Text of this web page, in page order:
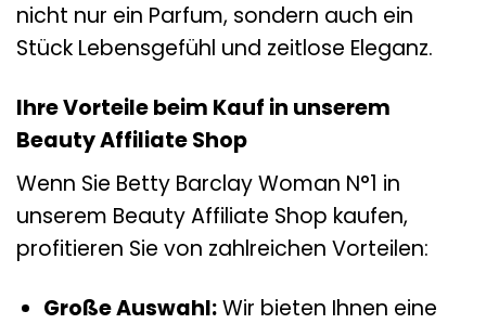
nicht nur ein Parfum, sondern auch ein
Stück Lebensgefühl und zeitlose Eleganz.
Ihre Vorteile beim Kauf in unserem
Beauty Affiliate Shop
Wenn Sie Betty Barclay Woman N°1 in
unserem Beauty Affiliate Shop kaufen,
profitieren Sie von zahlreichen Vorteilen:
Große Auswahl:Wir bieten Ihnen eine